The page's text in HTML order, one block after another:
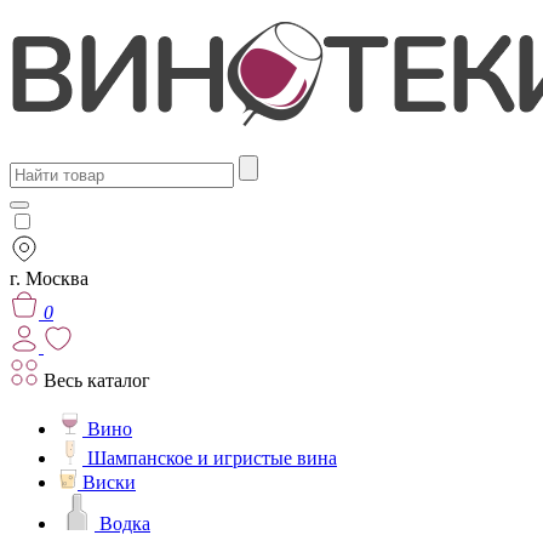
г. Москва
0
Весь каталог
Вино
Шампанское и игристые вина
Виски
Водка